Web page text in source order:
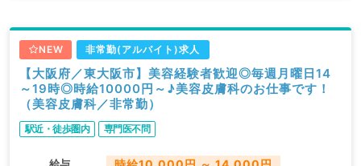
NEW 非常勤(アルバイト)求人
【大阪府／東大阪市】美容経験者歓迎◎毎週月曜日14
～19時◎時給10000円～♪美容皮膚科のお仕事です！
（美容皮膚科／非常勤）
駅近・徒歩圏内 専門医不問